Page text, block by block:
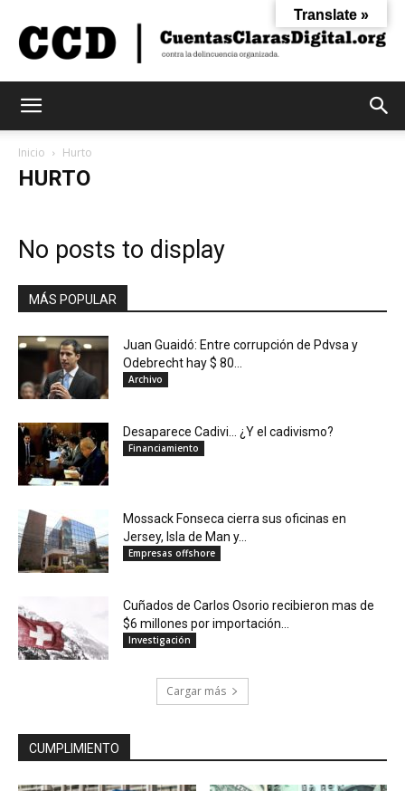
Inicio Hurto
HURTO
No posts to display
MÁS POPULAR
Juan Guaidó: Entre corrupción de Pdvsa y
Odebrecht hay $ 80...
Archivo
Desaparece Cadivi… ¿Y el cadivismo?
Financiamiento
Mossack Fonseca cierra sus oficinas en
Jersey, Isla de Man y...
Empresas offshore
Cuñados de Carlos Osorio recibieron mas de
$6 millones por importación...
Investigación
Cargar más
CUMPLIMIENTO
Translate »